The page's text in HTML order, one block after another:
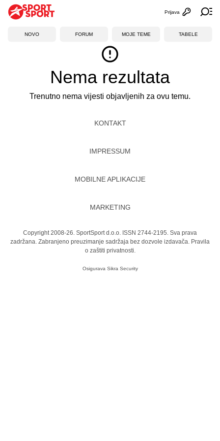
Otvori
Prijava
NOVO FORUM MOJE TEME TABELE
Nema rezultata
Trenutno nema vijesti objavljenih za ovu temu.
KONTAKT
IMPRESSUM
MOBILNE APLIKACIJE
MARKETING
Copyright 2008-26. SportSport d.o.o. ISSN 2744-2195. Sva prava
zadržana. Zabranjeno preuzimanje sadržaja bez dozvole izdavača. Pravila
o zaštiti privatnosti.
Osigurava Sikra Security